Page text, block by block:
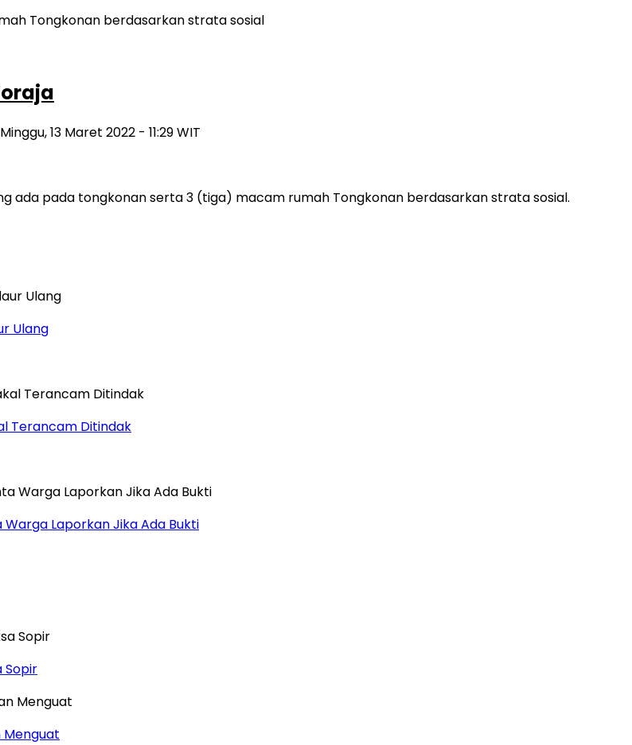
13 Maret 2022 - 11:29 WIT
ada pada tongkonan serta 3 (tiga) macam rumah Tongkonan berdasarkan strata sosial.
Ulang
Terancam Ditindak
Laporkan Jika Ada Bukti
Sopir
Menguat